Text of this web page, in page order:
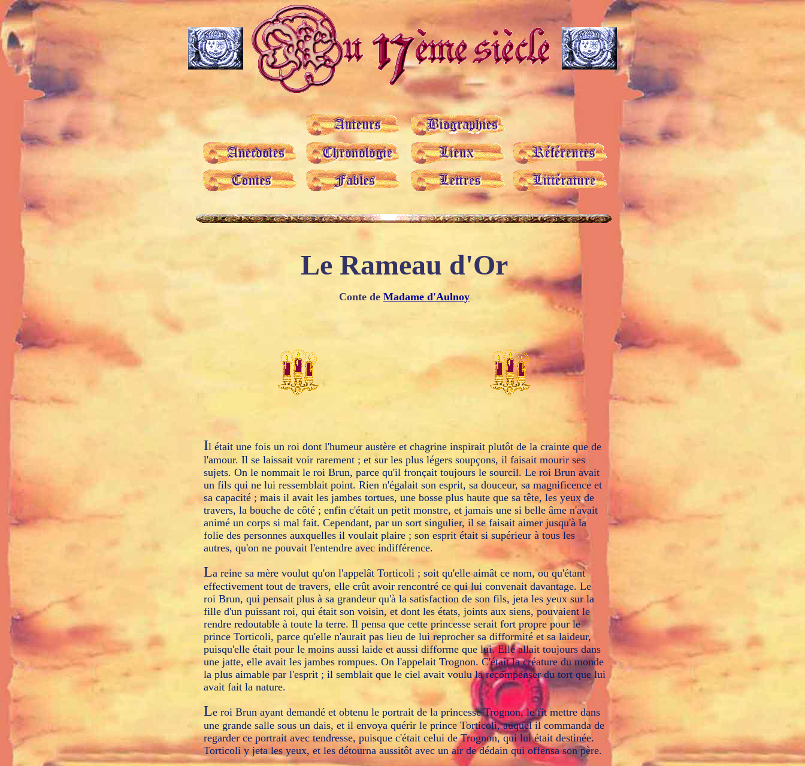
Le Rameau d'Or
Conte de Madame d'Aulnoy
Il était une fois un roi dont l'humeur austère et chagrine inspirait plutôt de la crainte que de
l'amour. Il se laissait voir rarement ; et sur les plus légers soupçons, il faisait mourir ses
sujets. On le nommait le roi Brun, parce qu'il fronçait toujours le sourcil. Le roi Brun avait
un fils qui ne lui ressemblait point. Rien n'égalait son esprit, sa douceur, sa magnificence et
sa capacité ; mais il avait les jambes tortues, une bosse plus haute que sa tête, les yeux de
travers, la bouche de côté ; enfin c'était un petit monstre, et jamais une si belle âme n'avait
animé un corps si mal fait. Cependant, par un sort singulier, il se faisait aimer jusqu'à la
folie des personnes auxquelles il voulait plaire ; son esprit était si supérieur à tous les
autres, qu'on ne pouvait l'entendre avec indifférence.
La reine sa mère voulut qu'on l'appelât Torticoli ; soit qu'elle aimât ce nom, ou qu'étant
effectivement tout de travers, elle crût avoir rencontré ce qui lui convenait davantage. Le
roi Brun, qui pensait plus à sa grandeur qu'à la satisfaction de son fils, jeta les yeux sur la
fille d'un puissant roi, qui était son voisin, et dont les états, joints aux siens, pouvaient le
rendre redoutable à toute la terre. Il pensa que cette princesse serait fort propre pour le
prince Torticoli, parce qu'elle n'aurait pas lieu de lui reprocher sa difformité et sa laideur,
puisqu'elle était pour le moins aussi laide et aussi difforme que lui. Elle allait toujours dans
une jatte, elle avait les jambes rompues. On l'appelait Trognon. C'était la créature du monde
la plus aimable par l'esprit ; il semblait que le ciel avait voulu la récompenser du tort que lui
avait fait la nature.
Le roi Brun ayant demandé et obtenu le portrait de la princesse Trognon, le fit mettre dans
une grande salle sous un dais, et il envoya quérir le prince Torticoli, auquel il commanda de
regarder ce portrait avec tendresse, puisque c'était celui de Trognon, qui lui était destinée.
Torticoli y jeta les yeux, et les détourna aussitôt avec un air de dédain qui offensa son père.